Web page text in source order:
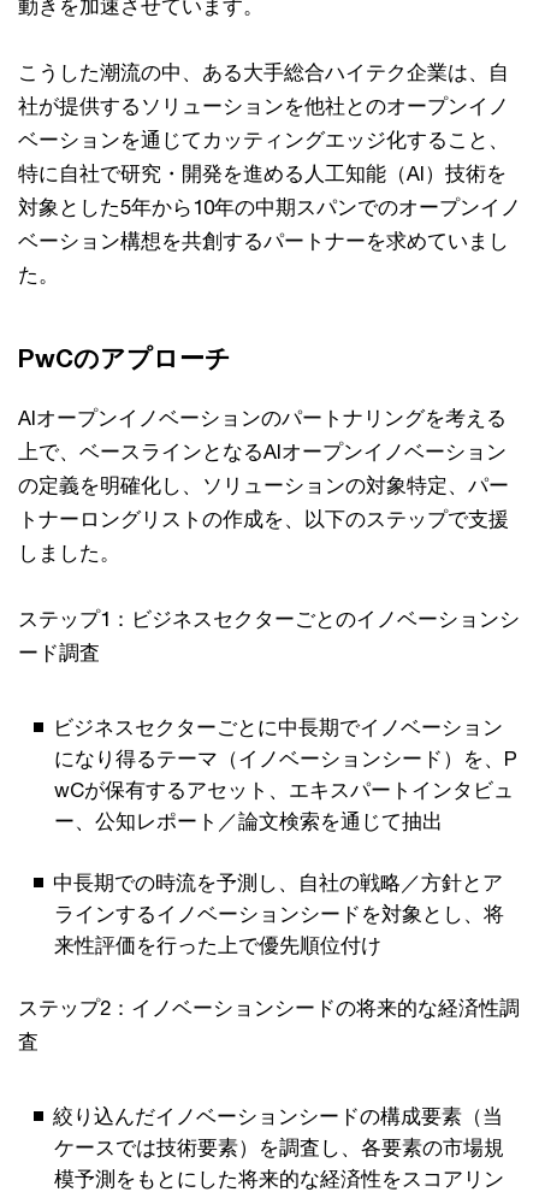
動きを加速させています。
こうした潮流の中、ある大手総合ハイテク企業は、自
社が提供するソリューションを他社とのオープンイノ
ベーションを通じてカッティングエッジ化すること、
特に自社で研究・開発を進める人工知能（AI）技術を
対象とした5年から10年の中期スパンでのオープンイノ
ベーション構想を共創するパートナーを求めていまし
た。
PwCのアプローチ
AIオープンイノベーションのパートナリングを考える
上で、ベースラインとなるAIオープンイノベーション
の定義を明確化し、ソリューションの対象特定、パー
トナーロングリストの作成を、以下のステップで支援
しました。
ステップ1：ビジネスセクターごとのイノベーションシ
ード調査
ビジネスセクターごとに中長期でイノベーション
になり得るテーマ（イノベーションシード）を、P
wCが保有するアセット、エキスパートインタビュ
ー、公知レポート／論文検索を通じて抽出
中長期での時流を予測し、自社の戦略／方針とア
ラインするイノベーションシードを対象とし、将
来性評価を行った上で優先順位付け
ステップ2：イノベーションシードの将来的な経済性調
査
絞り込んだイノベーションシードの構成要素（当
ケースでは技術要素）を調査し、各要素の市場規
模予測をもとにした将来的な経済性をスコアリン